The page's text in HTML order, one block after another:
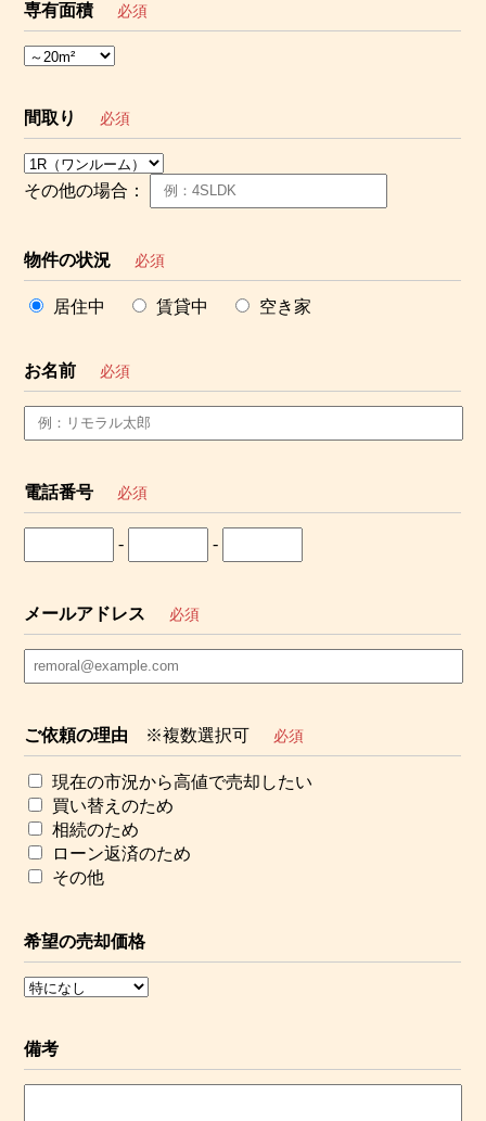
専有面積 必須
間取り 必須
その他の場合：
物件の状況 必須
居住中 賃貸中 空き家
お名前 必須
電話番号 必須
- -
メールアドレス 必須
ご依頼の理由 ※複数選択可 必須
現在の市況から高値で売却したい
買い替えのため
相続のため
ローン返済のため
その他
希望の売却価格
備考